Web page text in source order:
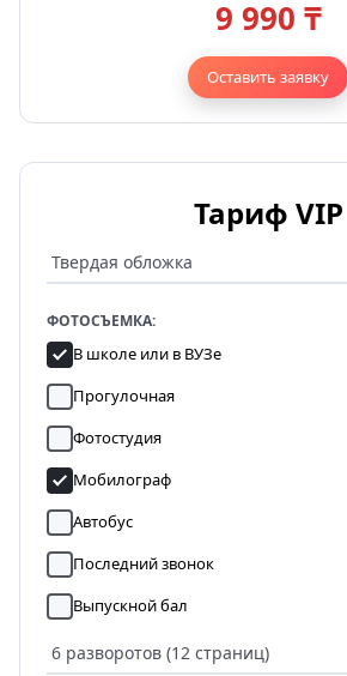
9 990 ₸
Оставить заявку
Тариф VIP
ФОТОСЪЕМКА:
В школе или в ВУЗе
Прогулочная
Фотостудия
Мобилограф
Автобус
Последний звонок
Выпускной бал